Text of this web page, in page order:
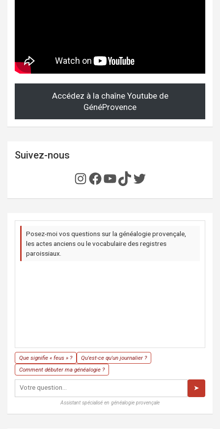
Accédez à la chaîne Youtube de
GénéProvence
Suivez-nous
Instagram
Facebook
YouTube
TikTok
Twitter
Posez-moi vos questions sur la généalogie provençale,
les actes anciens ou le vocabulaire des registres
paroissiaux.
Que signifie « feus » ?
Qu'est-ce qu'un journalier ?
Comment débuter ma généalogie ?
➤
Assistant spécialisé en généalogie provençale